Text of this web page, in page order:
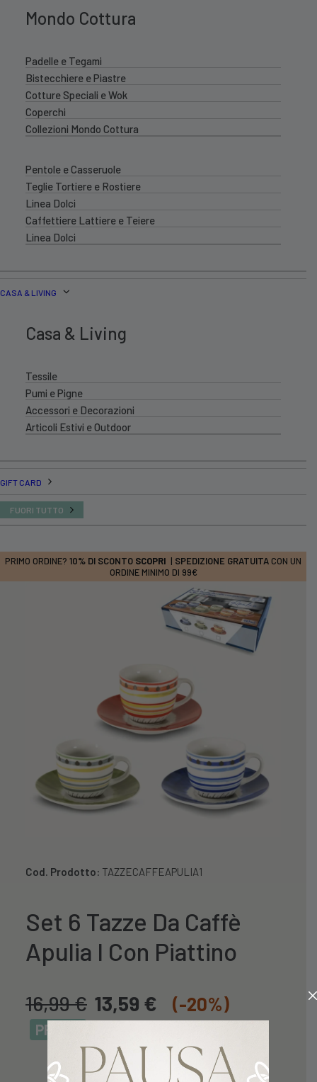
Mondo Cottura
Padelle e Tegami
Bistecchiere e Piastre
Cotture Speciali e Wok
Coperchi
Collezioni Mondo Cottura
Pentole e Casseruole
Teglie Tortiere e Rostiere
Linea Dolci
Caffettiere Lattiere e Teiere
Linea Dolci
CASA & LIVING
Casa & Living
Tessile
Pumi e Pigne
Accessori e Decorazioni
Articoli Estivi e Outdoor
GIFT CARD
FUORI TUTTO
PRIMO ORDINE? 10% DI SCONTO SCOPRI | SPEDIZIONE GRATUITA CON UN
ORDINE MINIMO DI 99€
Cod. Prodotto: TAZZECAFFEAPULIA1
Set 6 Tazze Da Caffè
Apulia I Con Piattino
16,99€ 13,59 € (-20%)
PROMO